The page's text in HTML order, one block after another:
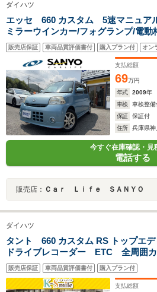
ダイハツ
エッセ 660 カスタム 5速マニュア
ミラーウインカー/フォグランプ/電動
販売店保証 車両品質評価書付 購入プラン付 オン
支払総額
69万円
年式
2009年
車検
車検整備
保証
保証付
住所
兵庫県
今すぐ在庫確認・見
電話する
販売店： Ｃａｒ Ｌｉｆｅ ＳＡＮＹＯ
ダイハツ
タント 660 カスタム RS トップエ
ドライブレコーダー ETC 全周囲
ライドドア TV 衝突被害軽減シス
クハイビーム オートライト LEDヘ
ドリングストップ スマートキー
販売店保証 車両品質評価書付 購入プラン付
支払総額